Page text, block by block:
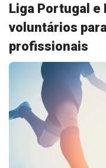
Liga Portugal e
voluntários
profissionais